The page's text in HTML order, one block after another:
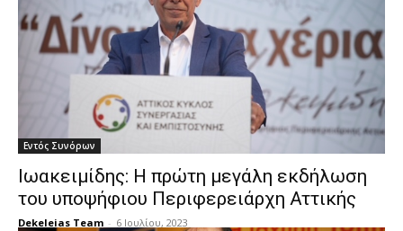
Εντός Συνόρων
Ιωακειμίδης: Η πρώτη μεγάλη εκδήλωση
του υποψήφιου Περιφερειάρχη Αττικής
Dekeleias Team - 6 Ιουλίου, 2023